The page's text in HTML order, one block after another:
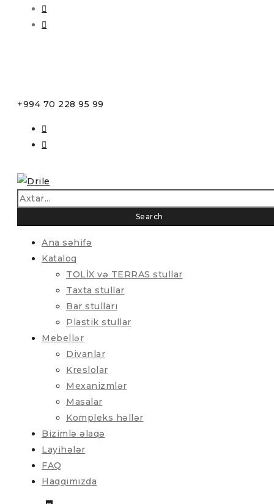
+994 70 228 95 99
Ana səhifə
Kataloq
TOLİX və TERRAS stullar
Taxta stullar
Bar stulları
Plastik stullar
Mebellər
Divanlar
Kreslolar
Mexanizmlər
Masalar
Kompleks həllər
Bizimlə əlaqə
Layihələr
FAQ
Haqqımızda